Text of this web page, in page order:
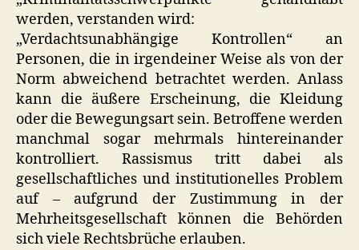
werden, verstanden wird:
„Verdachtsunabhängige Kontrollen“ an
Personen, die in irgendeiner Weise als von der
Norm abweichend betrachtet werden. Anlass
kann die äußere Erscheinung, die Kleidung
oder die Bewegungsart sein. Betroffene werden
manchmal sogar mehrmals hintereinander
kontrolliert. Rassismus tritt dabei als
gesellschaftliches und institutionelles Problem
auf – aufgrund der Zustimmung in der
Mehrheitsgesellschaft können die Behörden
sich viele Rechtsbrüche erlauben.